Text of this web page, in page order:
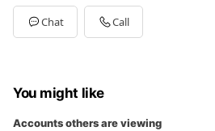
Chat Call
You might like
Accounts others are viewing